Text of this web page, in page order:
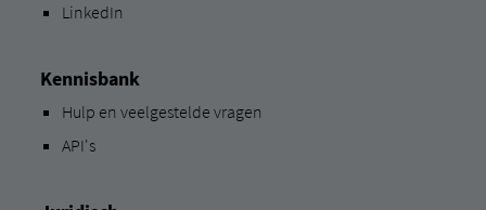
LinkedIn
Kennisbank
Hulp en veelgestelde vragen
API's